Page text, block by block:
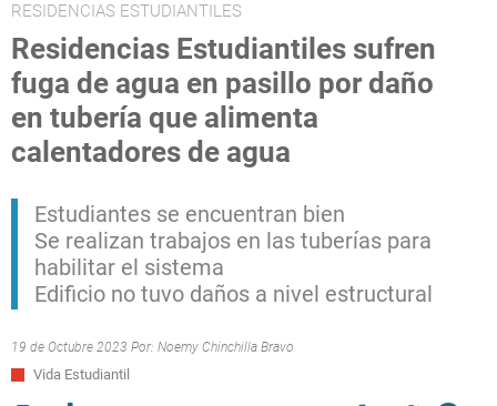
RESIDENCIAS ESTUDIANTILES
Residencias Estudiantiles sufren
fuga de agua en pasillo por daño
en tubería que alimenta
calentadores de agua
Estudiantes se encuentran bien
Se realizan trabajos en las tuberías para
habilitar el sistema
Edificio no tuvo daños a nivel estructural
19 de Octubre 2023 Por: Noemy Chinchilla Bravo
Vida Estudiantil